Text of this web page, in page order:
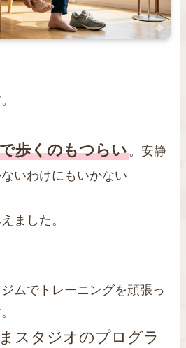
歩くのもつらい。安静
いわけにもいかない
ました。
ムでトレーニングを頑張っ
スタジオのプログラ